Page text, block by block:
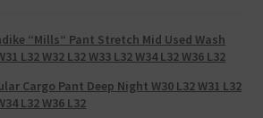
“Mills“ Pant Stretch Mid Used Wash
L32 W32 L32 W33 L32 W34 L32 W36 L32
Cargo Pant Deep Night W30 L32 W31 L32
L32 W36 L32